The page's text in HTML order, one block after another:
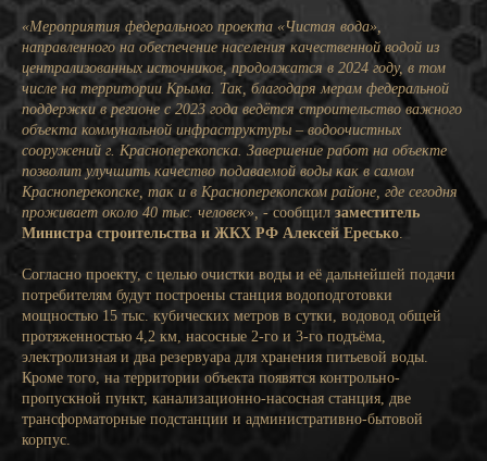
«Мероприятия федерального проекта «Чистая вода»,
направленного на обеспечение населения качественной водой из
централизованных источников, продолжатся в 2024 году, в том
числе на территории Крыма. Так, благодаря мерам федеральной
поддержки в регионе с 2023 года ведётся строительство важного
объекта коммунальной инфраструктуры – водоочистных
сооружений г. Красноперекопска. Завершение работ на объекте
позволит улучшить качество подаваемой воды как в самом
Красноперекопске, так и в Красноперекопском районе, где сегодня
проживает около 40 тыс. человек», -сообщил заместитель
Министра строительства и ЖКХ РФ Алексей Ересько.
Согласно проекту, с целью очистки воды и её дальнейшей подачи
потребителям будут построены станция водоподготовки
мощностью 15 тыс. кубических метров в сутки, водовод общей
протяженностью 4,2 км, насосные 2-го и 3-го подъёма,
электролизная и два резервуара для хранения питьевой воды.
Кроме того, на территории объекта появятся контрольно-
пропускной пункт, канализационно-насосная станция, две
трансформаторные подстанции и административно-бытовой
корпус.